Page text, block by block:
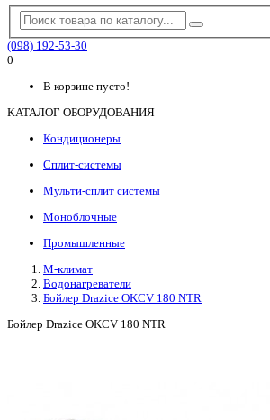
(098) 192-53-30
0
В корзине пусто!
КАТАЛОГ ОБОРУДОВАНИЯ
Кондиционеры
Сплит-системы
Мульти-сплит системы
Моноблочные
Промышленные
М-климат
Водонагреватели
Бойлер Drazice OKCV 180 NTR
Бойлер Drazice OKCV 180 NTR